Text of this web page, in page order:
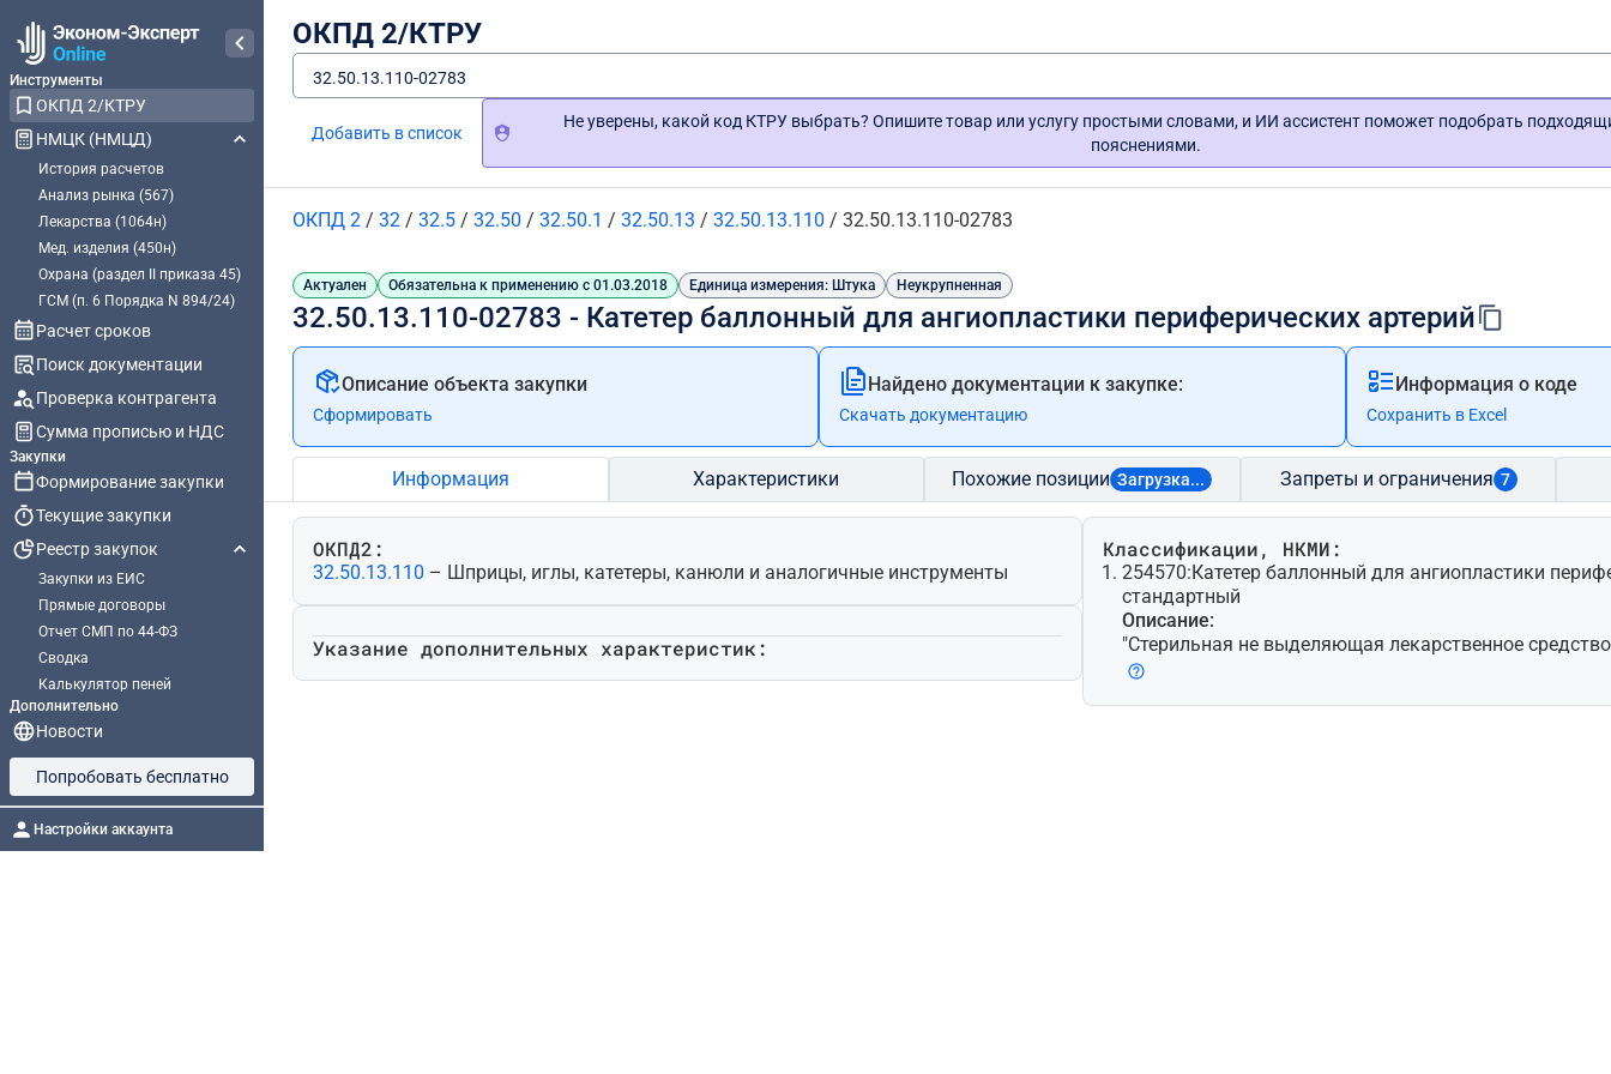
Инструменты
ОКПД 2/КТРУ
НМЦК (НМЦД)
История расчетов
Анализ рынка (567)
Лекарства (1064н)
Мед. изделия (450н)
Охрана (раздел II приказа 45)
ГСМ (п. 6 Порядка N 894/24)
Расчет сроков
Поиск документации
Проверка контрагента
Сумма прописью и НДС
Закупки
Формирование закупки
Текущие закупки
Реестр закупок
Закупки из ЕИС
Прямые договоры
Отчет СМП по 44-ФЗ
Сводка
Калькулятор пеней
Дополнительно
Новости
Попробовать бесплатно
Настройки аккаунта
ОКПД 2/КТРУ
32.50.13.110-02783
Добавить в список
Не уверены, какой код КТРУ выбрать? Опишите товар или услугу простыми словами, и ИИ ассистент поможет подобрать
пояснениями.
ОКПД 2 / 32 / 32.5 / 32.50 / 32.50.1 / 32.50.13 / 32.50.13.110 / 32.50.13.110-02783
Актуален Обязательна к применению с 01.03.2018 Единица измерения: Штука Неукрупненная
32.50.13.110-02783 - Катетер баллонный для ангиопластики периферических артерий
Описание объекта закупки
Сформировать
Найдено документации к закупке:
Скачать документацию
Информация о коде
Сохранить в Excel
Информация Характеристики Похожие позиции Загрузка... Запреты и ограничения 7
ОКПД2:
32.50.13.110 – Шприцы, иглы, катетеры, канюли и аналогичные инструменты
Указание дополнительных характеристик:
Классификации, НКМИ:
254570:Катетер баллонный для ангиопластики
стандартный
Описание:
"Стерильная не выделяющая лекарственное
работанная для чрескожной транслюминальной